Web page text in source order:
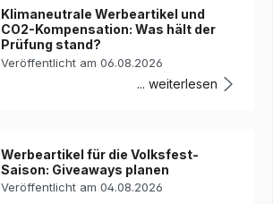
Klimaneutrale Werbeartikel und
CO2-Kompensation: Was hält der
Prüfung stand?
Veröffentlicht am 06.08.2026
... weiterlesen
Werbeartikel für die Volksfest-
Saison: Giveaways planen
Veröffentlicht am 04.08.2026